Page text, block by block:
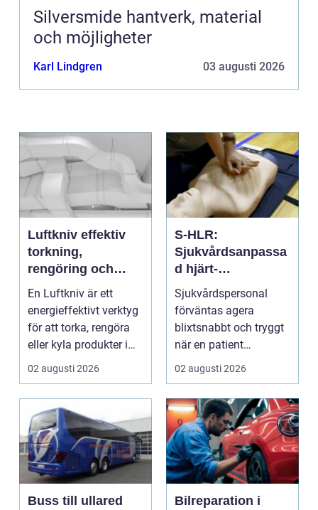
Silversmide hantverk, material
och möjligheter
Karl Lindgren 03 augusti 2026
Luftkniv effektiv
torkning,
rengöring och
kylning i modern
industri
En Luftkniv är ett
energieffektivt verktyg
för att torka, rengöra
eller kyla produkter i
rörelse. Te...
02 augusti 2026
S-HLR:
Sjukvårdsanpassa
d hjärt-
lungräddning som
räddar liv
Sjukvårdspersonal
förväntas agera
blixtsnabbt och tryggt
när en patient
drabbas...
02 augusti 2026
Buss till ullared
Bilreparation i